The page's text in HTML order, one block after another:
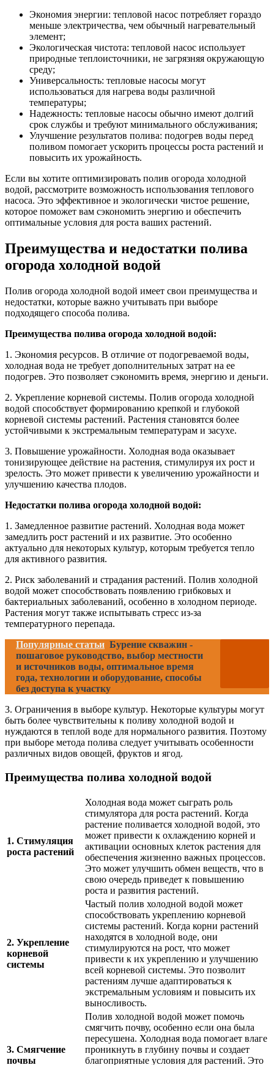
Экономия энергии: тепловой насос потребляет гораздо
меньше электричества, чем обычный нагревательный
элемент;
Экологическая чистота: тепловой насос использует
природные теплоисточники, не загрязняя окружающую
среду;
Универсальность: тепловые насосы могут
использоваться для нагрева воды различной
температуры;
Надежность: тепловые насосы обычно имеют долгий
срок службы и требуют минимального обслуживания;
Улучшение результатов полива: подогрев воды перед
поливом помогает ускорить процессы роста растений и
повысить их урожайность.
Если вы хотите оптимизировать полив огорода холодной
водой, рассмотрите возможность использования теплового
насоса. Это эффективное и экологически чистое решение,
которое поможет вам сэкономить энергию и обеспечить
оптимальные условия для роста ваших растений.
Преимущества и недостатки полива
огорода холодной водой
Полив огорода холодной водой имеет свои преимущества и
недостатки, которые важно учитывать при выборе
подходящего способа полива.
Преимущества полива огорода холодной водой:
1. Экономия ресурсов. В отличие от подогреваемой воды,
холодная вода не требует дополнительных затрат на ее
подогрев. Это позволяет сэкономить время, энергию и деньги.
2. Укрепление корневой системы. Полив огорода холодной
водой способствует формированию крепкой и глубокой
корневой системы растений. Растения становятся более
устойчивыми к экстремальным температурам и засухе.
3. Повышение урожайности. Холодная вода оказывает
тонизирующее действие на растения, стимулируя их рост и
зрелость. Это может привести к увеличению урожайности и
улучшению качества плодов.
Недостатки полива огорода холодной водой:
1. Замедленное развитие растений. Холодная вода может
замедлить рост растений и их развитие. Это особенно
актуально для некоторых культур, которым требуется тепло
для активного развития.
2. Риск заболеваний и страдания растений. Полив холодной
водой может способствовать появлению грибковых и
бактериальных заболеваний, особенно в холодном периоде.
Растения могут также испытывать стресс из-за
температурного перепада.
Популярные статьи Бурение скважин -
пошаговое руководство, выбор местности
и источников воды, оптимальное время
года, технологии и оборудование, способы
без доступа к участку
3. Ограничения в выборе культур. Некоторые культуры могут
быть более чувствительны к поливу холодной водой и
нуждаются в теплой воде для нормального развития. Поэтому
при выборе метода полива следует учитывать особенности
различных видов овощей, фруктов и ягод.
Преимущества полива холодной водой
1. Стимуляция
роста растений
Холодная вода может сыграть роль
стимулятора для роста растений. Когда
растение поливается холодной водой, это
может привести к охлаждению корней и
активации основных клеток растения для
обеспечения жизненно важных процессов.
Это может улучшить обмен веществ, что в
свою очередь приведет к повышению
роста и развития растений.
2. Укрепление
корневой
системы
Частый полив холодной водой может
способствовать укреплению корневой
системы растений. Когда корни растений
находятся в холодной воде, они
стимулируются на рост, что может
привести к их укреплению и улучшению
всей корневой системы. Это позволит
растениям лучше адаптироваться к
экстремальным условиям и повысить их
выносливость.
3. Смягчение
почвы
Полив холодной водой может помочь
смягчить почву, особенно если она была
пересушена. Холодная вода помогает влаге
проникнуть в глубину почвы и создает
благоприятные условия для растений. Это